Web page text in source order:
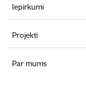
Iepirkumi
Projekti
Par mums